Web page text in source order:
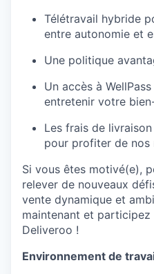
Télétravail hybride
entre autonomie et
Une politique
Un accès à
entretenir votre
Les frais de
pour profiter de nos
Si vous êtes motivé(e),
relever de nouveaux
vente dynamique et
maintenant et participez
Deliveroo !
Environnement de